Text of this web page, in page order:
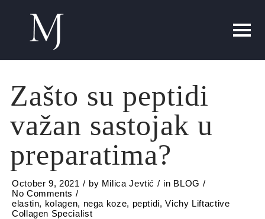
Zašto su peptidi
važan sastojak u
preparatima?
October 9, 2021 by Milica Jevtić in BLOG
No Comments
elastin, kolagen, nega koze, peptidi,Vichy Liftactive
Collagen Specialist